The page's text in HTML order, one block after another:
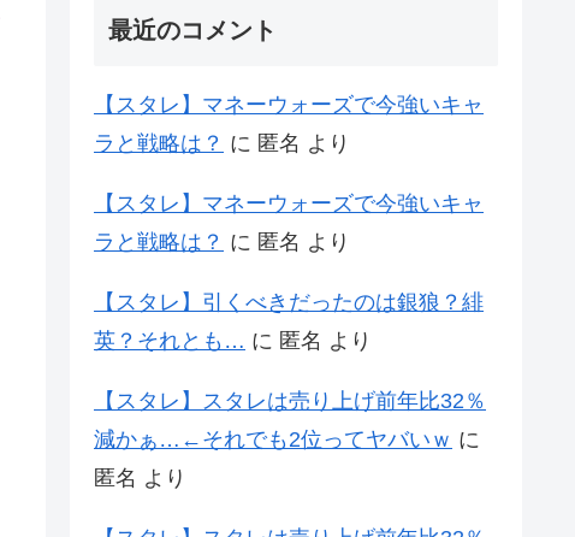
最近のコメント
【スタレ】マネーウォーズで今強いキャ
ラと戦略は？ に 匿名 より
【スタレ】マネーウォーズで今強いキャ
ラと戦略は？ に 匿名 より
【スタレ】引くべきだったのは銀狼？緋
英？それとも… に 匿名 より
【スタレ】スタレは売り上げ前年比32％
減かぁ…←それでも2位ってヤバいｗ に
匿名 より